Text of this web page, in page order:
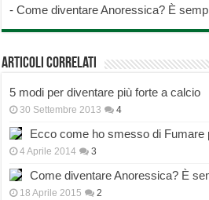
-Come diventare Anoressica? È
Articoli correlati
5 modi per diventare più forte a calcio
30 Settembre 2013 4
Ecco come ho smesso di Fumare
4 Aprile 2014 3
Come diventare Anoressica? È
18 Aprile 2015 2